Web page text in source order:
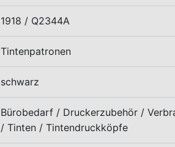
1918 / Q2344A
Tintenpatronen
schwarz
Bürobedarf / Druckerzubehör /
/ Tinten / Tintendruckköpfe